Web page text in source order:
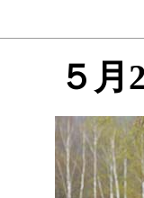
５月